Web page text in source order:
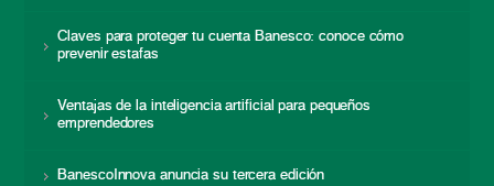
Claves para proteger tu cuenta Banesco: conoce cómo
prevenir estafas
Ventajas de la inteligencia artificial para pequeños
emprendedores
BanescoInnova anuncia su tercera edición